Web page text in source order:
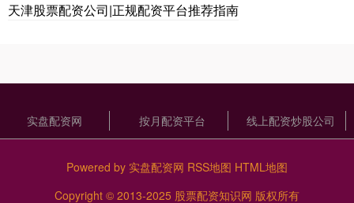
天津股票配资公司|正规配资平台推荐指南
实盘配资网 按月配资平台 线上配资炒股公司
Powered by 实盘配资网 RSS地图 HTML地图
Copyright © 2013-2025 股票配资知识网 版权所有